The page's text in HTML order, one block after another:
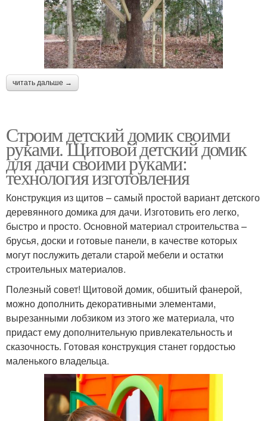
читать дальше →
Строим детский домик своими
руками. Щитовой детский домик
для дачи своими руками:
технология изготовления
Конструкция из щитов – самый простой вариант детского
деревянного домика для дачи. Изготовить его легко,
быстро и просто. Основной материал строительства –
брусья, доски и готовые панели, в качестве которых
могут послужить детали старой мебели и остатки
строительных материалов.
Полезный совет! Щитовой домик, обшитый фанерой,
можно дополнить декоративными элементами,
вырезанными лобзиком из этого же материала, что
придаст ему дополнительную привлекательность и
сказочность. Готовая конструкция станет гордостью
маленького владельца.